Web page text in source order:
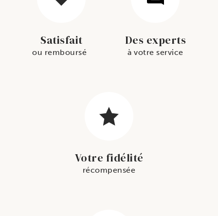
Satisfait
ou remboursé
Des experts
à votre service
Votre fidélité
récompensée